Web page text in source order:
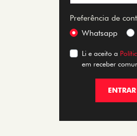
Preferência de
Whatsapp
Li e aceito a
em receber